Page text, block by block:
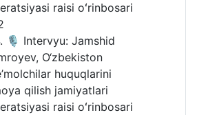
raisi oʻrinbosari
🎙 Intervyu: Jamshid
O‘zbekiston
huquqlarini
qilish jamiyatlari
raisi oʻrinbosari